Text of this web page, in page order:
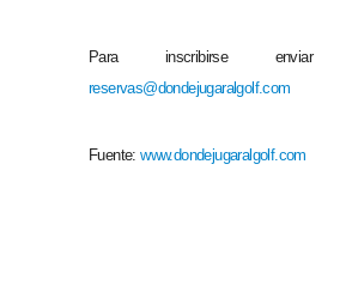
Para inscribirse
reservas@dondejugaralgolf.com
Fuente:www.dondejugaralgolf.com